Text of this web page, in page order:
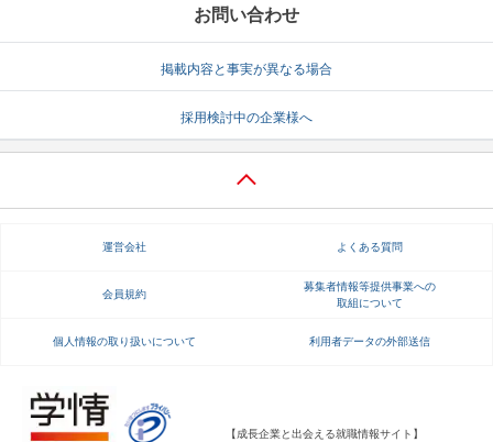
お問い合わせ
掲載内容と事実が異なる場合
採用検討中の企業様へ
運営会社 よくある質問
会員規約
募集者情報等提供事業への
取組について
個人情報の取り扱いについて 利用者データの外部送信
【成長企業と出会える就職情報サイト】